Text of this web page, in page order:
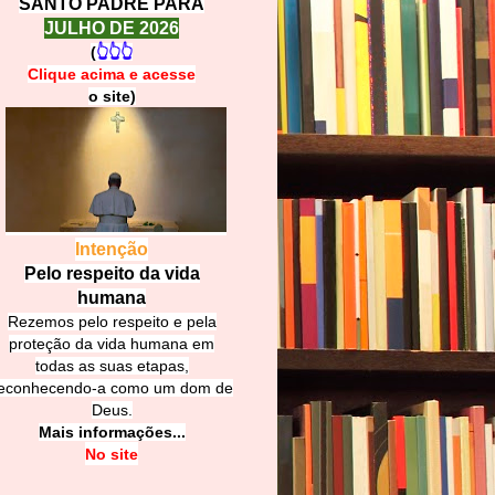
SANTO PADRE PARA
JULHO DE 2026
(👆👆👆
Clique acima e acesse
o site)
Intenção
Pelo respeito da vida
humana
Rezemos pelo respeito e pela
proteção da vida humana em
todas as suas etapas,
a como um dom de
Deus.
Mais informações...
No site